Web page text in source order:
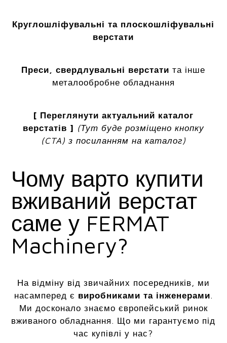
Круглошліфувальні та плоскошліфувальні
верстати
Преси, свердлувальні верстати та інше
металообробне обладнання
[ Переглянути актуальний каталог
верстатів ] (Тут буде розміщено кнопку
(CTA) з посиланням на каталог)
Чому варто купити
вживаний верстат
саме у FERMAT
Machinery?
На відміну від звичайних посередників, ми
насамперед є виробниками та інженерами.
Ми досконало знаємо європейський ринок
вживаного обладнання. Що ми гарантуємо під
час купівлі у нас?